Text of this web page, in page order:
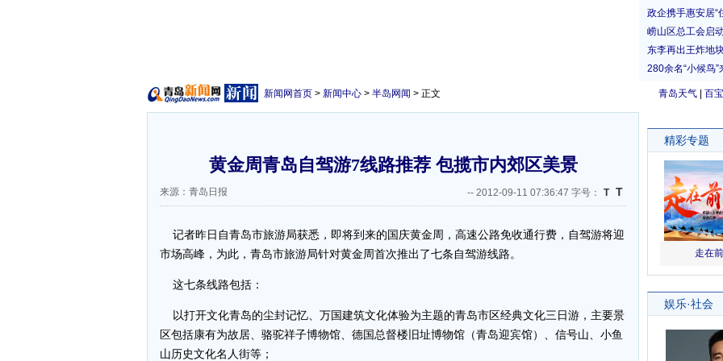
青岛天气 百
新闻网首页 > 新闻中心 > 半岛网闻 > 正文
黄金周青岛自驾游7线路推荐 包揽市内郊区美景
来源：青岛日报 -- 2012-09-11 07:36:47 字号： T T
记者昨日自青岛市旅游局获悉，即将到来的国庆黄金周，高速公路免收通行费，自驾游将迎
市场高峰，为此，青岛市旅游局针对黄金周首次推出了七条自驾游线路。
这七条线路包括：
以打开文化青岛的尘封记忆、万国建筑文化体验为主题的青岛市区经典文化三日游，主要景
区包括康有为故居、骆驼祥子博物馆、德国总督楼旧址博物馆（青岛迎宾馆）、信号山、小鱼
山历史文化名人街等；